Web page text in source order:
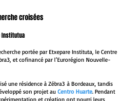
croisées
Institutua
portée par Etxepare Instituta, le Centre
et cofinancé par l’Eurorégion Nouvelle-
une résidence àZébra3 à Bordeaux, tandis
son projet au Centro Huarte. Pendant
et création ont nourri leurs